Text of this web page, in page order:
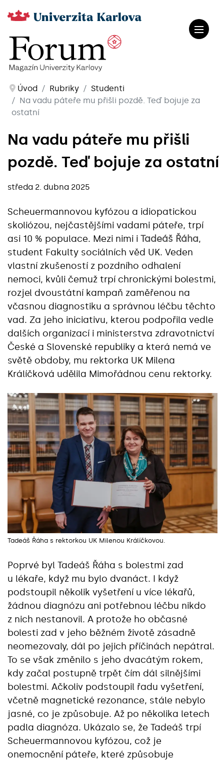
Úvod Rubriky
Studenti
Na vadu páteře mu přišli pozdě. Teď bojuje za
ostatní
Na vadu páteře mu přišli
pozdě. Teď bojuje za ostatní
středa 2. dubna 2025
Scheuermannovou kyfózou a idiopatickou
skoliózou, nejčastějšími vadami páteře, trpí
asi 10 % populace. Mezi nimi i Tadeáš Řáha,
student Fakulty sociálních věd UK. Veden
vlastní zkušeností z pozdního odhalení
nemoci, kvůli čemuž trpí chronickými bolestmi,
rozjel dvoustátní kampaň zaměřenou na
včasnou diagnostiku a správnou léčbu těchto
vad. Za jeho iniciativu, kterou podpořila vedle
dalších organizací i ministerstva zdravotnictví
České a Slovenské republiky a která nemá ve
světě obdoby, mu rektorka UK Milena
Králíčková udělila Mimořádnou cenu rektorky.
Tadeáš Řáha s rektorkou UK Milenou Králíčkovou.
Poprvé byl Tadeáš Řáha s bolestmi zad
u lékaře, když mu bylo dvanáct. I když
podstoupil několik vyšetření u více lékařů,
žádnou diagnózu ani potřebnou léčbu nikdo
z nich nestanovil. A protože ho občasné
bolesti zad v jeho běžném životě zásadně
neomezovaly, dál po jejich příčinách nepátral.
To se však změnilo s jeho dvacátým rokem,
kdy začal postupně trpět čím dál silnějšími
bolestmi. Ačkoliv podstoupil řadu vyšetření,
včetně magnetické rezonance, stále nebylo
jasné, co je způsobuje. Až po několika letech
padla diagnóza. Ukázalo se, že Tadeáš trpí
Scheuermannovou kyfózou, což je
onemocnění páteře, které způsobuje